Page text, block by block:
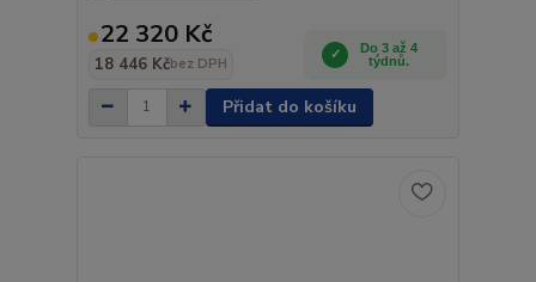
22 320 Kč
18 446 Kčbez DPH
Do 3 až 4
týdnů.
Přidat do košíku